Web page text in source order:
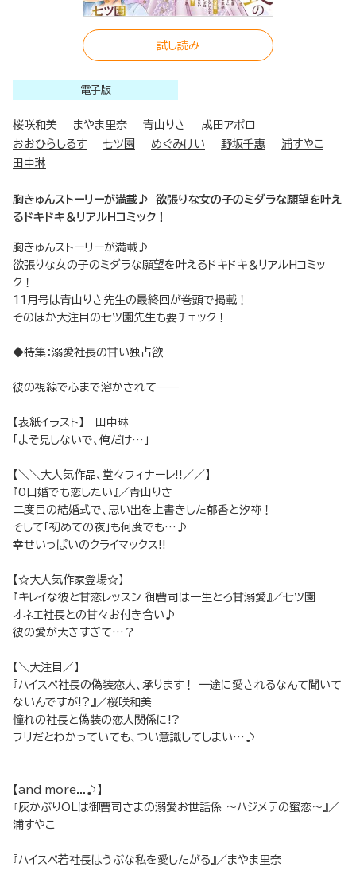
試し読み
電子版
桜咲和美 まやま里奈 青山りさ
成田アポロ
おおひらしるす
七ツ園 めぐみけい 野坂千惠
浦すやこ
田中琳
胸きゅんストーリーが満載♪ 欲張りな女の子のミダラな願望を叶え
るドキドキ＆リアルHコミック！
胸きゅんストーリーが満載♪
欲張りな女の子のミダラな願望を叶えるドキドキ＆リアルHコミッ
ク！
11月号は青山りさ先生の最終回が巻頭で掲載！
そのほか大注目の七ツ園先生も要チェック！
◆特集：溺愛社長の甘い独占欲
彼の視線で心まで溶かされて――
【表紙イラスト】 田中琳
「よそ見しないで、俺だけ…」
【＼＼大人気作品、堂々フィナーレ!!／／】
『0日婚でも恋したい』／青山りさ
二度目の結婚式で、思い出を上書きした郁香と汐祢！
そして「初めての夜」も何度でも…♪
幸せいっぱいのクライマックス!!
【☆大人気作家登場☆】
『キレイな彼と甘恋レッスン 御曹司は一生とろ甘溺愛』／七ツ園
オネエ社長との甘々お付き合い♪
彼の愛が大きすぎて…？
【＼大注目／】
『ハイスペ社長の偽装恋人、承ります！ 一途に愛されるなんて聞いて
ないんですが!?』／桜咲和美
憧れの社長と偽装の恋人関係に!?
フリだとわかっていても、つい意識してしまい…♪
【and more...♪】
『灰かぶりOLは御曹司さまの溺愛お世話係 ～ハジメテの蜜恋～』／
浦すやこ
『ハイスペ若社長はうぶな私を愛したがる』／まやま里奈